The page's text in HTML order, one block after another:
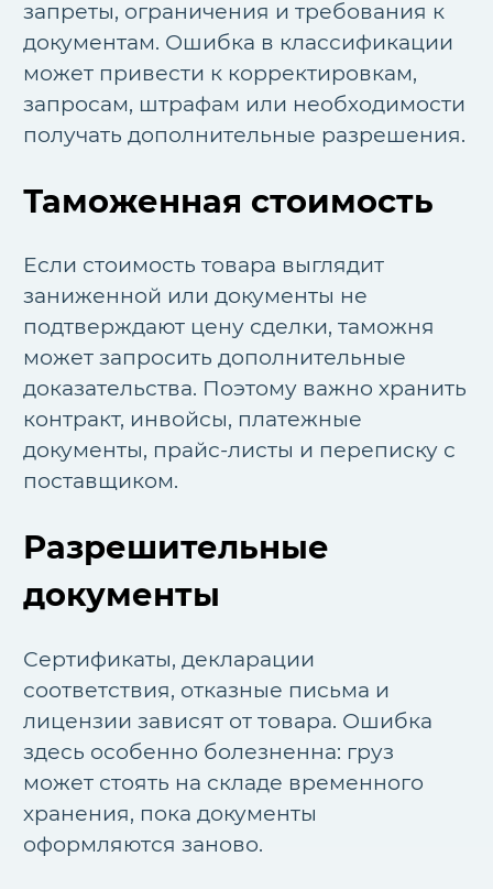
запреты, ограничения и требования к
документам. Ошибка в классификации
может привести к корректировкам,
запросам, штрафам или необходимости
получать дополнительные разрешения.
Таможенная стоимость
Если стоимость товара выглядит
заниженной или документы не
подтверждают цену сделки, таможня
может запросить дополнительные
доказательства. Поэтому важно хранить
контракт, инвойсы, платежные
документы, прайс-листы и переписку с
поставщиком.
Разрешительные
документы
Сертификаты, декларации
соответствия, отказные письма и
лицензии зависят от товара. Ошибка
здесь особенно болезненна: груз
может стоять на складе временного
хранения, пока документы
оформляются заново.